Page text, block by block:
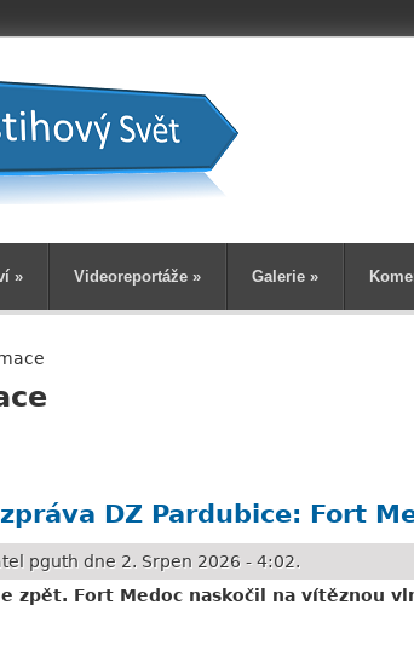
» Videoreportáže » Galerie »
DZ Pardubice: Fort
pguth dne 2. Srpen 2026 - 4:02.
zpět. Fort Medoc naskočil na vítěznou